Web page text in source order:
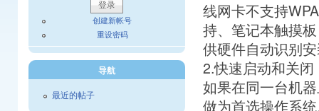
线网卡不支持
持、笔记本触摸
供硬件自动识别
2.快速启动和关闭
如果在同一台机
做为首选操作系
创建新帐号
重设密码
导航
最近的帖子